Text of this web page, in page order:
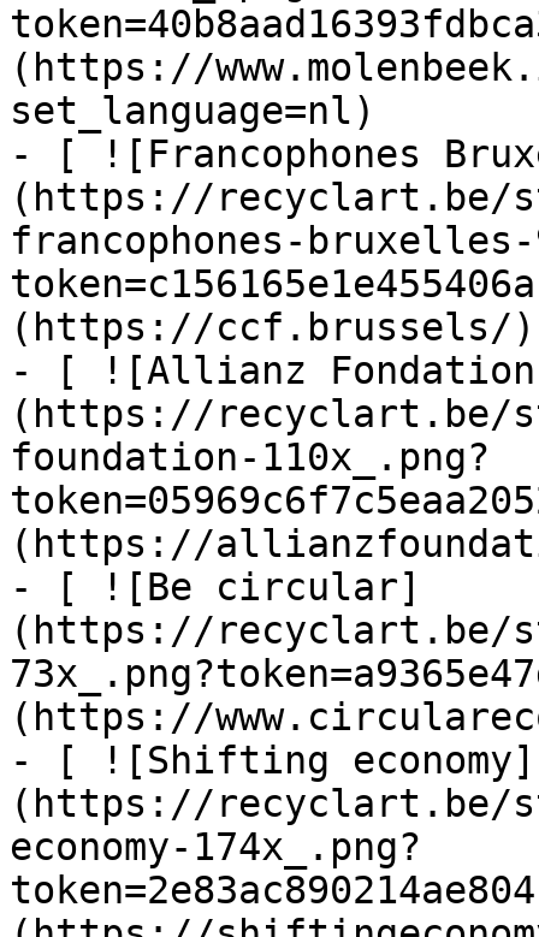
(https://
set_language=nl)
- [ ![Francophones
(https://recyclart.be/
francophones-bruxelles-
(https://ccf.brussels/)
- [ ![Allianz
(https://recyclart.be/
foundation-110x_.png?
(https://
- [ ![Be circular]
(https://recyclart.be/
(https://
- [ ![Shifting economy]
(https://recyclart.be/
economy-174x_.png?